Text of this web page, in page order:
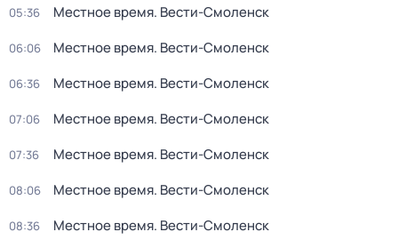
05:36 Местное время. Вести-Смоленск
06:06 Местное время. Вести-Смоленск
06:36 Местное время. Вести-Смоленск
07:06 Местное время. Вести-Смоленск
07:36 Местное время. Вести-Смоленск
08:06 Местное время. Вести-Смоленск
08:36 Местное время. Вести-Смоленск